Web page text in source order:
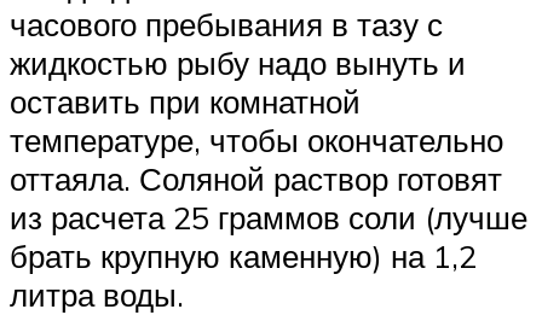
часового пребывания в тазу с
жидкостью рыбу надо вынуть и
оставить при комнатной
температуре, чтобы окончательно
оттаяла. Соляной раствор готовят
из расчета 25 граммов соли (лучше
брать крупную каменную) на 1,2
литра воды.